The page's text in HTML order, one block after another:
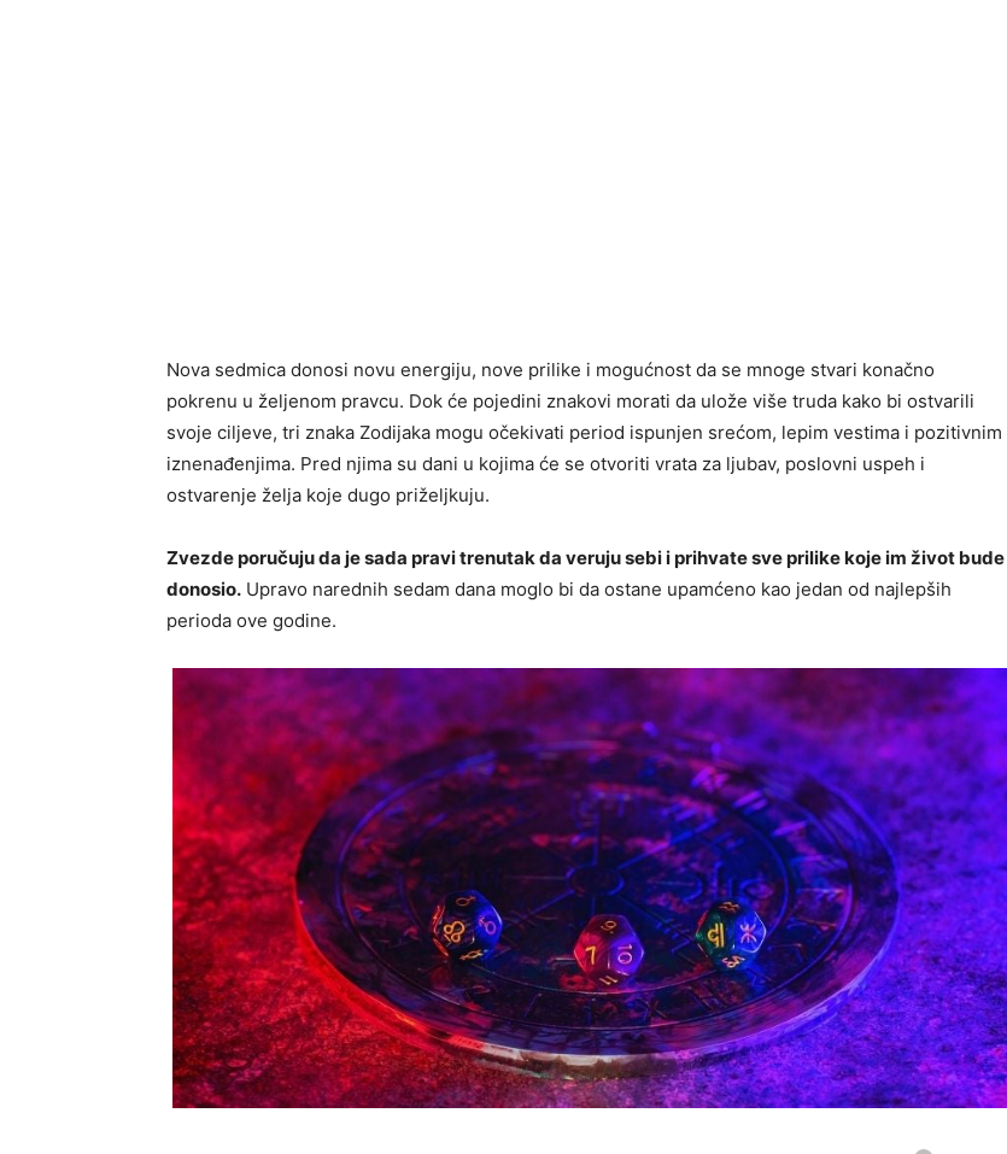
Nova sedmica donosi novu energiju, nove prilike i mogućnost da se mnoge stvari konačno
pokrenu u željenom pravcu. Dok će pojedini znakovi morati da ulože više truda kako bi ostvarili
svoje ciljeve, tri znaka Zodijaka mogu očekivati period ispunjen srećom, lepim vestima i pozitivnim
iznenađenjima. Pred njima su dani u kojima će se otvoriti vrata za ljubav, poslovni uspeh i
ostvarenje želja koje dugo priželjkuju.
Zvezde poručuju da je sada pravi trenutak da veruju sebi i prihvate sve prilike koje im život bude
donosio. Upravo narednih sedam dana moglo bi da ostane upamćeno kao jedan od najlepših
perioda ove godine.